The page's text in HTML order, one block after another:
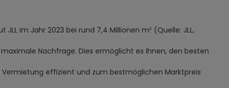
im Jahr 2023 bei rund 7,4 Millionen m² (Quelle: JLL,
Nachfrage. Dies ermöglicht es Ihnen, den besten
Vermietung effizient und zum bestmöglichen Marktpreis